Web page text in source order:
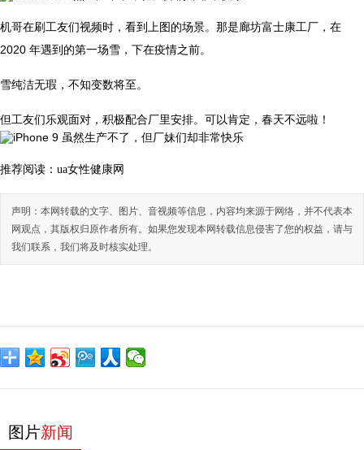
机哥在刷工友们视频时，看到上图的场景。那是廊坊富士康工厂，在
2020 年遇到的第一场雪，下在疫情之前。
雪纯洁无瑕，不知变数将至。
但工友们乐观面对，积极配合厂里安排。可以肯定，春天不远啦！
推荐阅读： ua女性健康网
声明：本网转载的文字、图片、音视频等信息，内容均来源于网络，并不代表本
网观点，其版权归原作者所有。如果您发现本网转载信息侵害了您的权益，请与
我们联系，我们将及时核实处理。
图片新闻